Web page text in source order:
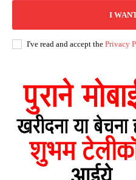
I
I've read and accept the Privacy